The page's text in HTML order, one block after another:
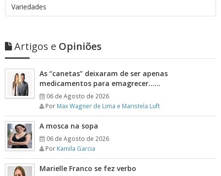
Variedades
Artigos e Opiniões
As “canetas” deixaram de ser apenas
medicamentos para emagrecer……
06 de Agosto de 2026
Por Max Wagner de Lima e Maristela Luft
A mosca na sopa
06 de Agosto de 2026
Por Kamila Garcia
Marielle Franco se fez verbo